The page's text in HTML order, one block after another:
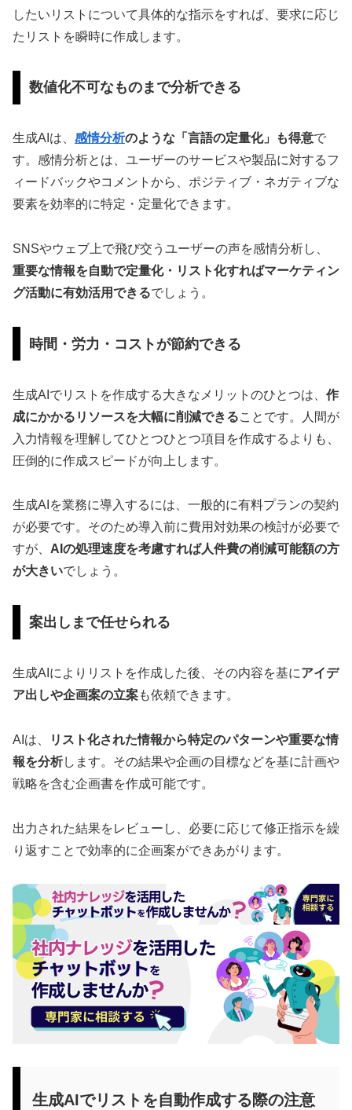
したいリストについて具体的な指示をすれば、要求に応じ
たリストを瞬時に作成します。
数値化不可なものまで分析できる
生成AIは、 感情分析のような「言語の定量化」も得意で
す。感情分析とは、ユーザーのサービスや製品に対するフ
ィードバックやコメントから、ポジティブ・ネガティブな
要素を効率的に特定・定量化できます。
SNSやウェブ上で飛び交うユーザーの声を感情分析し、
重要な情報を自動で定量化・リスト化すればマーケティン
グ活動に有効活用できるでしょう。
時間・労力・コストが節約できる
生成AIでリストを作成する大きなメリットのひとつは、 作
成にかかるリソースを大幅に削減できることです。人間が
入力情報を理解してひとつひとつ項目を作成するよりも、
圧倒的に作成スピードが向上します。
生成AIを業務に導入するには、一般的に有料プランの契約
が必要です。そのため導入前に費用対効果の検討が必要で
すが、 AIの処理速度を考慮すれば人件費の削減可能額の方
が大きいでしょう。
案出しまで任せられる
生成AIによりリストを作成した後、その内容を基にアイデ
ア出しや企画案の立案も依頼できます。
AIは、
リスト化された情報から特定のパターンや重要な情
報を分析します。その結果や企画の目標などを基に計画や
戦略を含む企画書を作成可能です。
出力された結果をレビューし、必要に応じて修正指示を繰
り返すことで効率的に企画案ができあがります。
生成AIでリストを自動作成する際の注意